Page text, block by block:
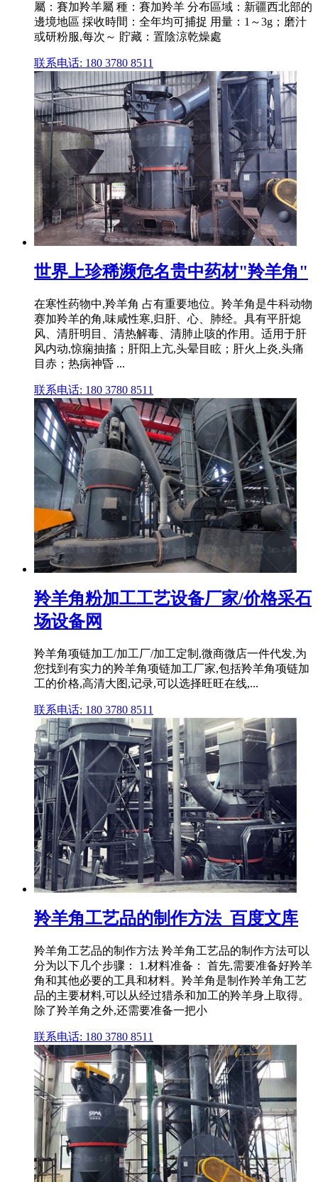
屬：賽加羚羊屬 種：賽加羚羊 分布區域：新疆西北部的
邊境地區 採收時間：全年均可捕捉 用量：1～3g；磨汁
或研粉服,每次～ 貯藏：置陰涼乾燥處
联系电话: 180 3780 8511
世界上珍稀濒危名贵中药材"羚羊角"
在寒性药物中,羚羊角 占有重要地位。羚羊角是牛科动物
赛加羚羊的角,味咸性寒,归肝、心、肺经。具有平肝熄
风、清肝明目、清热解毒、清肺止咳的作用。适用于肝
风内动,惊痫抽搐；肝阳上亢,头晕目眩；肝火上炎,头痛
目赤；热病神昏 ...
联系电话: 180 3780 8511
羚羊角粉加工工艺设备厂家/价格采石
场设备网
羚羊角项链加工/加工厂/加工定制,微商微店一件代发,为
您找到有实力的羚羊角项链加工厂家,包括羚羊角项链加
工的价格,高清大图,记录,可以选择旺旺在线,...
联系电话: 180 3780 8511
羚羊角工艺品的制作方法_百度文库
羚羊角工艺品的制作方法 羚羊角工艺品的制作方法可以
分为以下几个步骤： 1.材料准备： 首先,需要准备好羚羊
角和其他必要的工具和材料。羚羊角是制作羚羊角工艺
品的主要材料,可以从经过猎杀和加工的羚羊身上取得。
除了羚羊角之外,还需要准备一把小
联系电话: 180 3780 8511